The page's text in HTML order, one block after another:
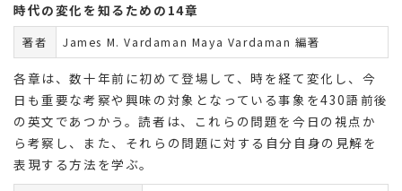
時代の変化を知るための14章
著者 James M. Vardaman Maya Vardaman 編著
各章は、数十年前に初めて登場して、時を経て変化し、今
日も重要な考察や興味の対象となっている事象を430語前後
の英文であつかう。読者は、これらの問題を今日の視点か
ら考察し、また、それらの問題に対する自分自身の見解を
表現する方法を学ぶ。